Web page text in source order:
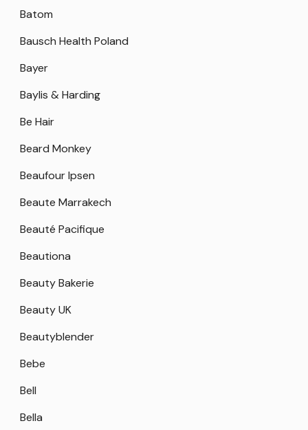
Batom
Bausch Health Poland
Bayer
Baylis & Harding
Be Hair
Beard Monkey
Beaufour Ipsen
Beaute Marrakech
Beauté Pacifique
Beautiona
Beauty Bakerie
Beauty UK
Beautyblender
Bebe
Bell
Bella